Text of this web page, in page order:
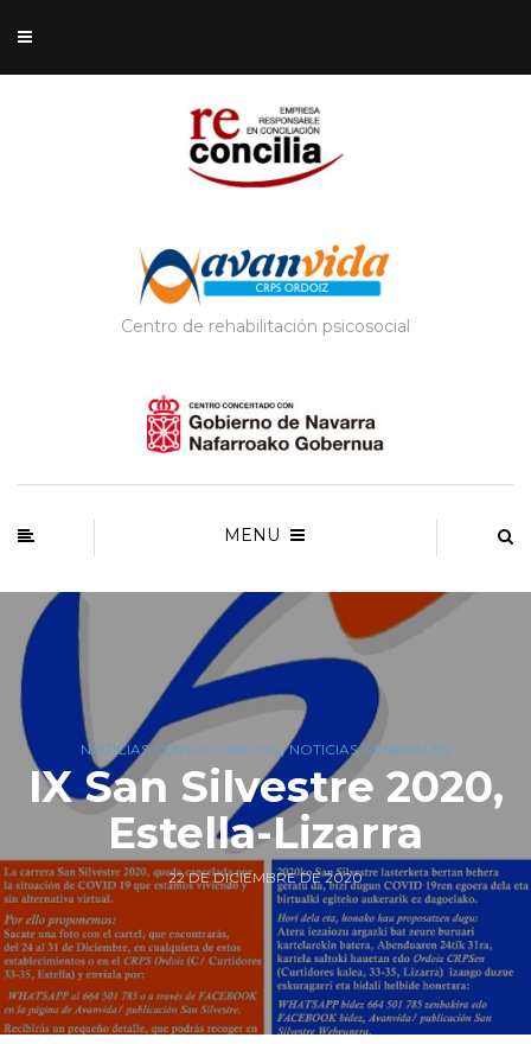
Centro de rehabilitación psicosocial
MENU
NOTICIAS CENTRO ORDOIZ,NOTICIAS GENERALES
IX San Silvestre 2020,
Estella-Lizarra
22 DE DICIEMBRE DE 2020